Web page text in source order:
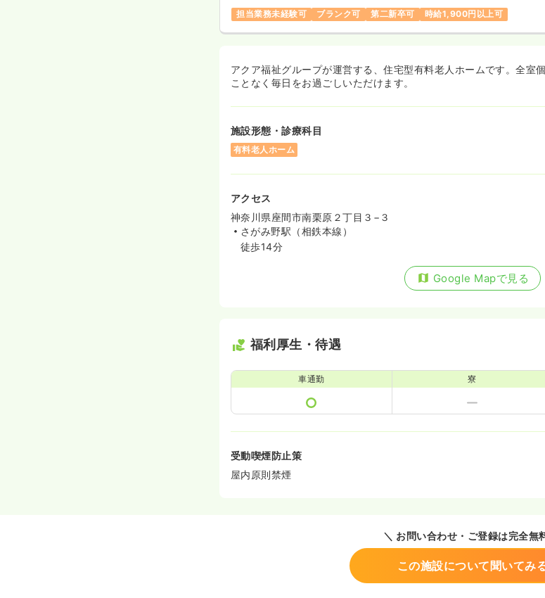
担当業務未経験可
ブランク可 第二新卒可 時給1,900円以上可
アクア福祉グループが運営する、住宅型有料老人ホームです。全室
ことなく毎日をお過ごしいただけます。
施設形態・診療科目
有料老人ホーム
アクセス
神奈川県座間市南栗原２丁目３−３
さがみ野駅（相鉄本線）
徒歩14分
Google Mapで見る
福利厚生・待遇
車通勤 寮
受動喫煙防止策
屋内原則禁煙
＼ お問い合わせ・ご登録は完全無
この施設について聞いてみ